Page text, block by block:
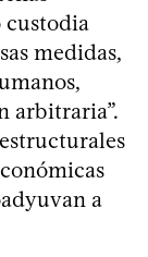
custodia
medidas,
arbitraria”.
a